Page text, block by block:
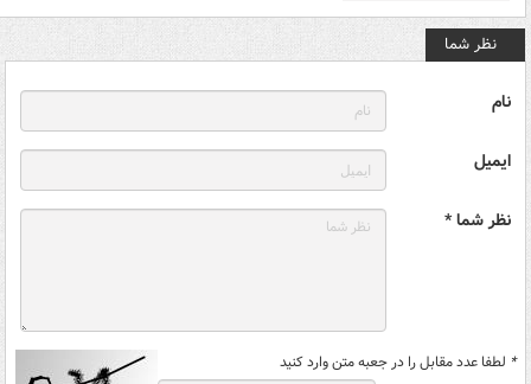
نظر شما
نام
ایمیل
نظر شما *
* لطفا عدد مقابل را در جعبه متن وارد کنید